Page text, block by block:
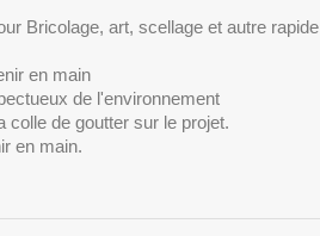
Bricolage, art, scellage et autre rapide
en main
de l'environnement
colle de goutter sur le projet.
en main.